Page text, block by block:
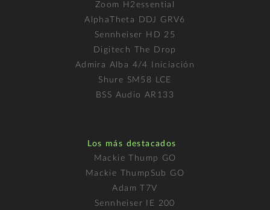
Zoom H2essential
AlphaTheta DDJ GRV6
Sennheiser HD 25
Digitech The Drop
Admira Alba 4/4 Iniciación
Shure SM58 LCE
BSS Audio AR133
Los más destacados
Mackie Thump GO
Mackie ThumpSub GO
Adam T7V
Sennheiser IE 200